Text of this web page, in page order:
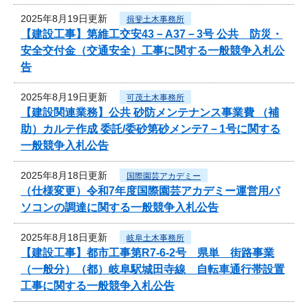
2025年8月19日更新 揖斐土木事務所
【建設工事】第維工交安43－A37－3号 公共 防災・
安全交付金（交通安全）工事に関する一般競争入札公
告
2025年8月19日更新 可茂土木事務所
【建設関連業務】公共 砂防メンテナンス事業費 （補
助）カルテ作成 委託/委砂第砂メンテ7－1号に関する
一般競争入札公告
2025年8月18日更新 国際園芸アカデミー
（仕様変更）令和7年度国際園芸アカデミー運営用パ
ソコンの調達に関する一般競争入札公告
2025年8月18日更新 岐阜土木事務所
【建設工事】都市工事第R7-6-2号 県単 街路事業
（一般分）（都）岐阜駅城田寺線 自転車通行帯設置
工事に関する一般競争入札公告